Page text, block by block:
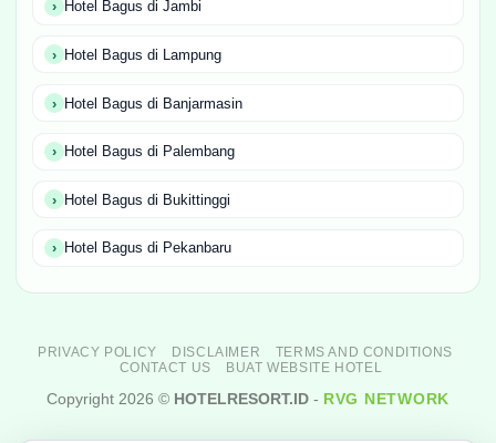
Hotel Bagus di Jambi
Hotel Bagus di Lampung
Hotel Bagus di Banjarmasin
Hotel Bagus di Palembang
Hotel Bagus di Bukittinggi
Hotel Bagus di Pekanbaru
PRIVACY POLICY DISCLAIMER
TERMS AND CONDITIONS
CONTACT US
BUAT WEBSITE HOTEL
Copyright 2026 © HOTELRESORT.ID - RVG NETWORK